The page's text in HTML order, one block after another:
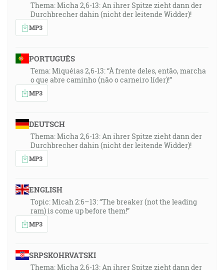
Thema: Micha 2,6-13: An ihrer Spitze zieht dann der
Durchbrecher dahin (nicht der leitende Widder)!
MP3
PORTUGUÊS
Tema: Miquéias 2,6-13: “À frente deles, então, marcha
o que abre caminho (não o carneiro líder)!”
MP3
DEUTSCH
Thema: Micha 2,6-13: An ihrer Spitze zieht dann der
Durchbrecher dahin (nicht der leitende Widder)!
MP3
ENGLISH
Topic: Micah 2:6–13: “The breaker (not the leading
ram) is come up before them!”
MP3
SRPSKOHRVATSKI
Thema: Micha 2,6-13: An ihrer Spitze zieht dann der